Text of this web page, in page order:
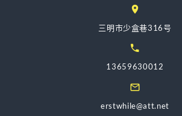
三明市少盒巷316号
13659630012
erstwhile@att.net